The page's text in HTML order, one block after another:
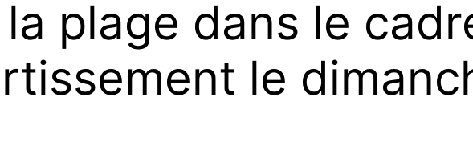
plage dans le
le